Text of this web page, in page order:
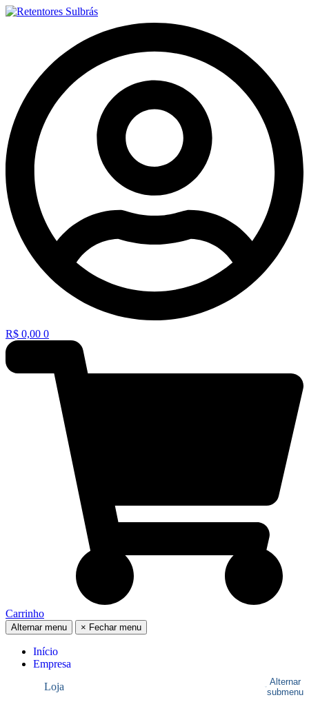
R$ 0,00 0
Carrinho
Alternar menu × Fechar menu
Início
Empresa
Loja
Alternar
submenu